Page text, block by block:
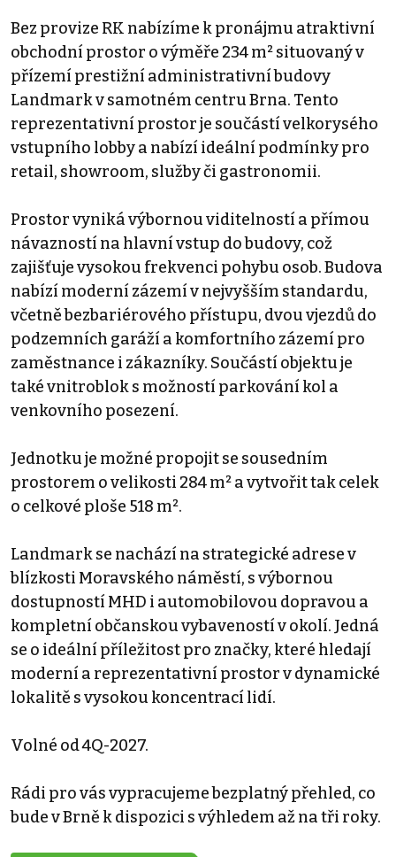
Bez provize RK nabízíme k pronájmu atraktivní
obchodní prostor o výměře 234 m² situovaný v
přízemí prestižní administrativní budovy
Landmark v samotném centru Brna. Tento
reprezentativní prostor je součástí velkorysého
vstupního lobby a nabízí ideální podmínky pro
retail, showroom, služby či gastronomii.
Prostor vyniká výbornou viditelností a přímou
návazností na hlavní vstup do budovy, což
zajišťuje vysokou frekvenci pohybu osob. Budova
nabízí moderní zázemí v nejvyšším standardu,
včetně bezbariérového přístupu, dvou vjezdů do
podzemních garáží a komfortního zázemí pro
zaměstnance i zákazníky. Součástí objektu je
také vnitroblok s možností parkování kol a
venkovního posezení.
Jednotku je možné propojit se sousedním
prostorem o velikosti 284 m² a vytvořit tak celek
o celkové ploše 518 m².
Landmark se nachází na strategické adrese v
blízkosti Moravského náměstí, s výbornou
dostupností MHD i automobilovou dopravou a
kompletní občanskou vybaveností v okolí. Jedná
se o ideální příležitost pro značky, které hledají
moderní a reprezentativní prostor v dynamické
lokalitě s vysokou koncentrací lidí.
Volné od 4Q-2027.
Rádi pro vás vypracujeme bezplatný přehled, co
bude v Brně k dispozici s výhledem až na tři roky.